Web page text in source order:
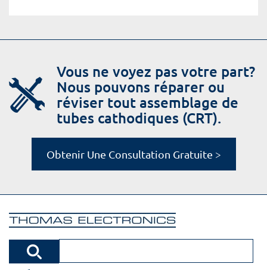
Vous ne voyez pas votre part?
Nous pouvons réparer ou
réviser tout assemblage de
tubes cathodiques (CRT).
Obtenir Une Consultation Gratuite >